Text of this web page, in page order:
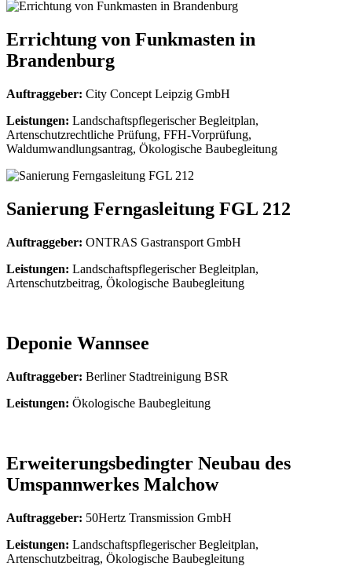
Errichtung von Funkmasten in
Brandenburg
Auftraggeber: City Concept Leipzig GmbH
Leistungen: Landschaftspflegerischer Begleitplan,
Artenschutzrechtliche Prüfung, FFH-Vorprüfung,
Waldumwandlungsantrag, Ökologische Baubegleitung
Sanierung Ferngasleitung FGL 212
Auftraggeber: ONTRAS Gastransport GmbH
Leistungen: Landschaftspflegerischer Begleitplan,
Artenschutzbeitrag, Ökologische Baubegleitung
Deponie Wannsee
Auftraggeber: Berliner Stadtreinigung BSR
Leistungen: Ökologische Baubegleitung
Erweiterungsbedingter Neubau des
Umspannwerkes Malchow
Auftraggeber: 50Hertz Transmission GmbH
Leistungen: Landschaftspflegerischer Begleitplan,
Artenschutzbeitrag, Ökologische Baubegleitung